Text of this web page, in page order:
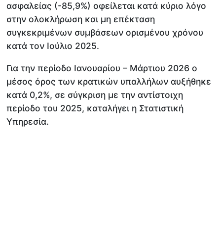
ασφαλείας (-85,9%) οφείλεται κατά κύριο λόγο
στην ολοκλήρωση και μη επέκταση
συγκεκριμένων συμβάσεων ορισμένου χρόνου
κατά τον Ιούλιο 2025.
Για την περίοδο Ιανουαρίου – Μάρτιου 2026 ο
μέσος όρος των κρατικών υπαλλήλων αυξήθηκε
κατά 0,2%, σε σύγκριση με την αντίστοιχη
περίοδο του 2025, καταλήγει η Στατιστική
Υπηρεσία.